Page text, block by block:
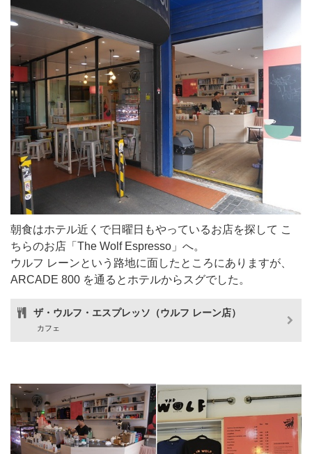
朝食はホテル近くで日曜日もやっているお店を探して こ
ちらのお店「The Wolf Espresso」へ。
ウルフ レーンという路地に面したところにありますが、
ARCADE 800 を通るとホテルからスグでした。
ザ・ウルフ・エスプレッソ（ウルフ レーン店）
カフェ